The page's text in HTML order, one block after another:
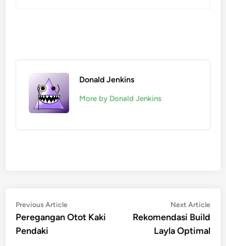
Donald Jenkins
More by Donald Jenkins
Post
navigation
Previous ArticlePrevious
article:
Peregangan Otot Kaki
Pendaki
Next Article
Rekomendasi Build
Layla Optimal